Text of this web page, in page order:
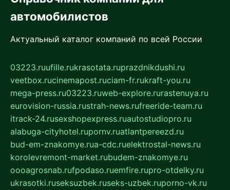
автомобилистов
Актуальный каталог компаний по всей России
03223.ruufille.rukrasotata.ruprazdnikdushi.ru
veetbox.rucinemapost.ruciam-fr.rukraft-you.ru
mega-press.ru03223.ruweb-explore.rurastenuya.ru
eurovision-russia.rustrah-news.rufreeride-team.ru
itrack-24.rusexshopexpress.ruautostudiopro.ru
alabuga-cityhotel.rupornv.ruatlantpereezd.ru
bud-em-znakomye.rua-cdc.ruelektrostal-news.ru
korolevremont-market.rubudem-znakomye.ru
oooagrosnab.rufpodaso.ruemfire.rupro-otdelky.ru
ukrasotki.ruseksuzbek.ruseks-uzbek.ruporno-vk.ru